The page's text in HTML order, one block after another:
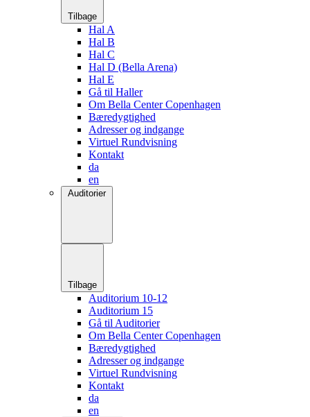
Tilbage
Hal A
Hal B
Hal C
Hal D (Bella Arena)
Hal E
Gå til Haller
Om Bella Center Copenhagen
Bæredygtighed
Adresser og indgange
Virtuel Rundvisning
Kontakt
da
en
Auditorier
Tilbage
Auditorium 10-12
Auditorium 15
Gå til Auditorier
Om Bella Center Copenhagen
Bæredygtighed
Adresser og indgange
Virtuel Rundvisning
Kontakt
da
en